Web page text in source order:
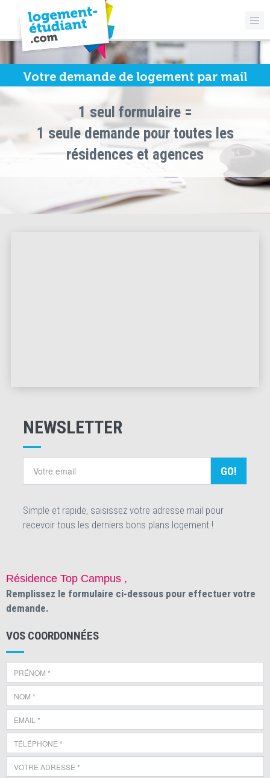
Votre demande de logement par mail
1 seul formulaire =
1 seule demande pour toutes les
résidences et agences
NEWSLETTER
GO!
Simple et rapide, saisissez votre adresse mail pour
recevoir tous les derniers bons plans logement !
Résidence Top Campus ,
Remplissez le formulaire ci-dessous pour effectuer votre
demande.
VOS COORDONNÉES